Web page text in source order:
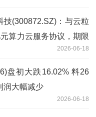
技(300872.SZ)：与云粒
算力云服务协议，期限
2026-06-18
盘初大跌16.02% 料26
润大幅减少
2026-06-18